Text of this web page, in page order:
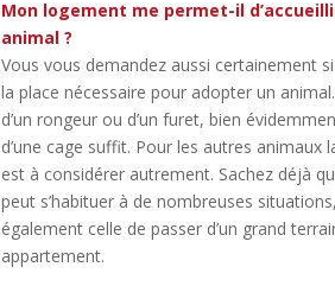
Mon logement me permet-il
animal ?
Vous vous demandez aussi certainement
la place nécessaire pour adopter un animal.
d’un rongeur ou d’un furet, bien
d’une cage suffit. Pour les autres animaux
est à considérer autrement. Sachez déjà
peut s’habituer à de nombreuses
également celle de passer d’un grand
appartement.